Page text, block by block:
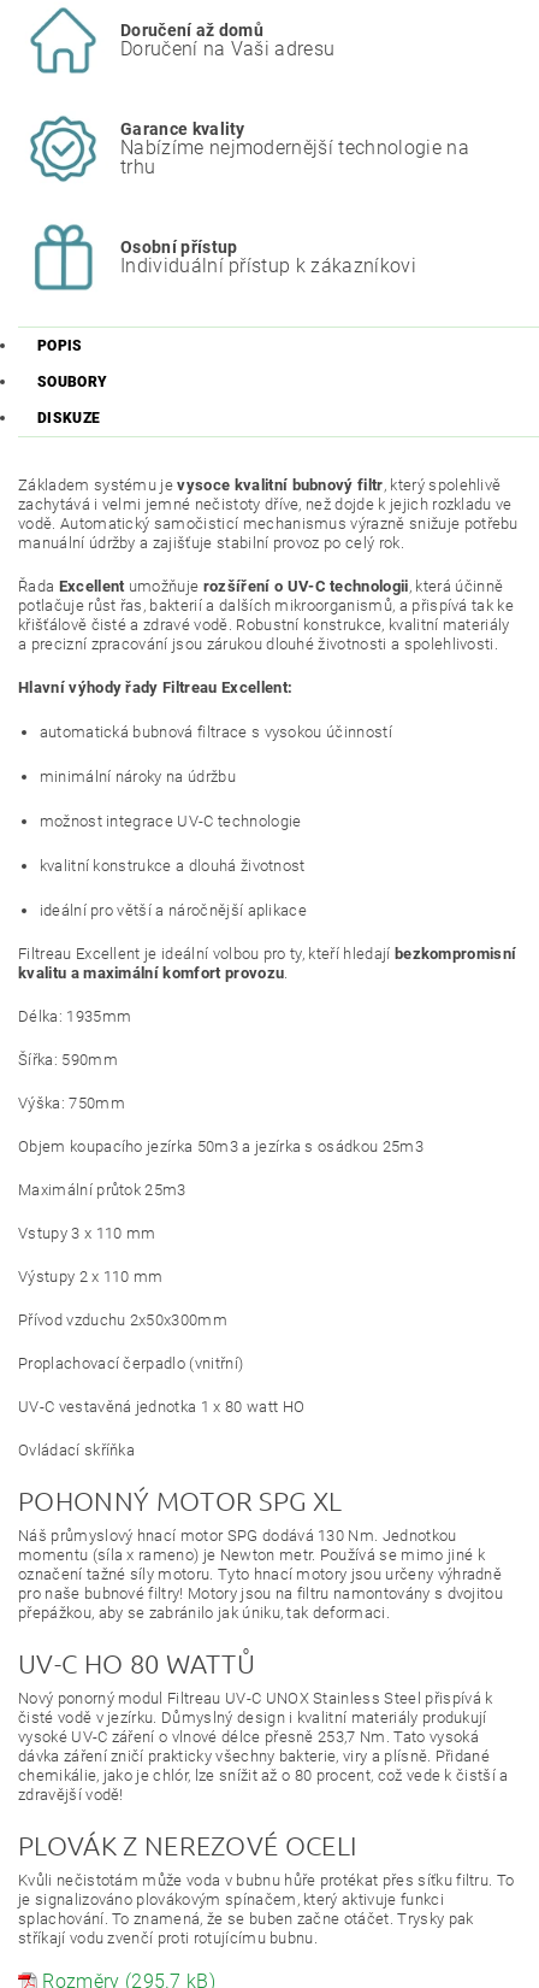
Doručení až domů
Doručení na Vaši adresu
Garance kvality
Nabízíme nejmodernější technologie na
trhu
Osobní přístup
Individuální přístup k zákazníkovi
POPIS
SOUBORY
DISKUZE
Základem systému jevysoce kvalitní bubnový filtr, který spolehlivě
zachytává i velmi jemné nečistoty dříve, než dojde k jejich rozkladu ve
vodě. Automatický samočisticí mechanismus výrazně snižuje potřebu
manuální údržby a zajišťuje stabilní provoz po celý rok.
Řada Excellent umožňuje rozšíření o UV-C technologii, která účinně
potlačuje růst řas, bakterií a dalších mikroorganismů, a přispívá tak ke
křišťálově čisté a zdravé vodě. Robustní konstrukce, kvalitní materiály
a precizní zpracování jsou zárukou dlouhé životnosti a spolehlivosti.
Hlavní výhody řady Filtreau Excellent:
automatická bubnová filtrace s vysokou účinností
minimální nároky na údržbu
možnost integrace UV-C technologie
kvalitní konstrukce a dlouhá životnost
ideální pro větší a náročnější aplikace
Filtreau Excellent je ideální volbou pro ty, kteří hledají bezkompromisní
kvalitu a maximální komfort provozu
Délka: 1935mm
Šířka: 590mm
Výška: 750mm
Objem koupacího jezírka 50m3 a jezírka s osádkou 25m3
Maximální průtok 25m3
Vstupy 3 x 110 mm
Výstupy 2 x 110 mm
Přívod vzduchu 2x50x300mm
Proplachovací čerpadlo (vnitřní)
UV-C vestavěná jednotka 1 x 80 watt HO
Ovládací skříňka
POHONNÝ MOTOR SPG XL
Náš průmyslový hnací motor SPG dodává 130 Nm. Jednotkou
momentu (síla x rameno) je Newton metr. Používá se mimo jiné k
označení tažné síly motoru. Tyto hnací motory jsou určeny výhradně
pro naše bubnové filtry! Motory jsou na filtru namontovány s dvojitou
přepážkou, aby se zabránilo jak úniku, tak deformaci.
UV-C HO 80 WATTŮ
Nový ponorný modul Filtreau UV-C UNOX Stainless Steel přispívá k
čisté vodě v jezírku. Důmyslný design i kvalitní materiály produkují
vysoké UV-C záření o vlnové délce přesně 253,7 Nm. Tato vysoká
dávka záření zničí prakticky všechny bakterie, viry a plísně. Přidané
chemikálie, jako je chlór, lze snížit až o 80 procent, což vede k čistší a
zdravější vodě!
PLOVÁK Z NEREZOVÉ OCELI
Kvůli nečistotám může voda v bubnu hůře protékat přes síťku filtru. To
je signalizováno plovákovým spínačem, který aktivuje funkci
splachování. To znamená, že se buben začne otáčet. Trysky pak
stříkají vodu zvenčí proti rotujícímu bubnu.
Rozměry (295.7 kB)